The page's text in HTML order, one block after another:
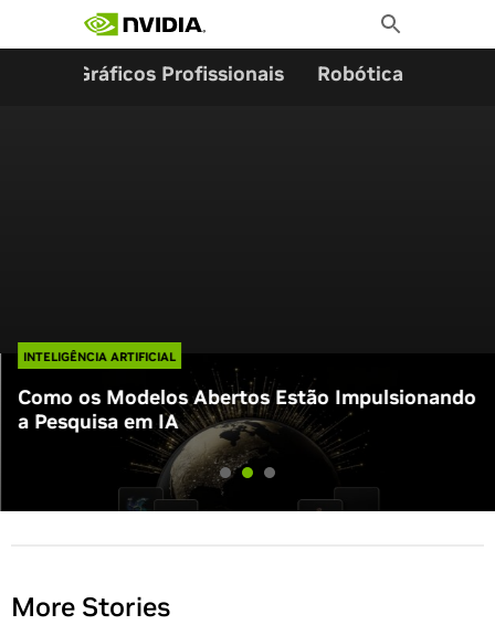
Toggle
Search
Gráficos Profissionais Robótica
INTELIGÊNCIA ARTIFICIAL
Como os Modelos Abertos Estão Impulsionando
a Pesquisa em IA
More Stories